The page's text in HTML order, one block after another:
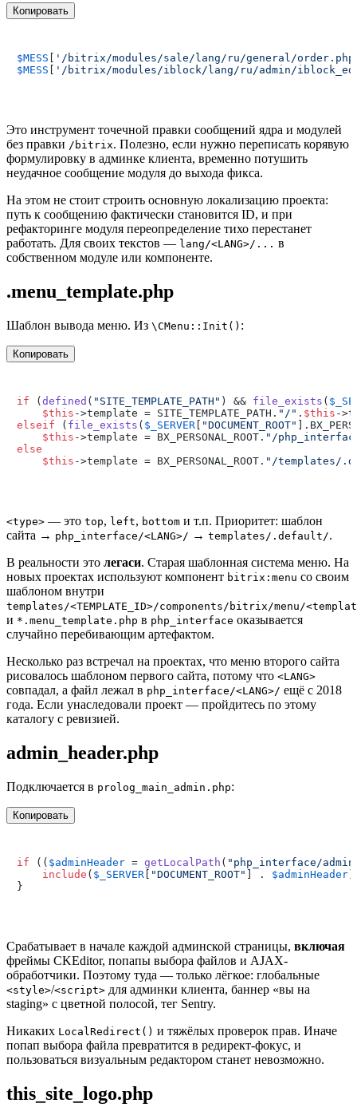
Копировать
$MESS
'/bitrix/modules/sale/lang/ru/general/
$MESS
'/bitrix/modules/iblock/lang/ru/admin/
Это инструмент точечной правки сообщений ядра и модулей
без правки /bitrix. Полезно, если нужно переписать корявую
формулировку в админке клиента, временно потушить
неудачное сообщение модуля до выхода фикса.
На этом не стоит строить основную локализацию проекта:
путь к сообщению фактически становится ID, и при
рефакторинге модуля переопределение тихо перестанет
работать. Для своих текстов — lang/<LANG>/... в
собственном модуле или компоненте.
.menu_template.php
Шаблон вывода меню. Из \CMenu::Init() :
Копировать
if ( defined ( "SITE_TEMPLATE_PATH" ) && file_exists (
$this ->template = SITE_TEMPLATE_PATH. "/" . $this -
elseif ( file_exists ( $_SERVER "DOCUMENT_ROOT"
$this ->template = BX_PERSONAL_ROOT. "/
else
$this ->template = BX_PERSONAL_ROOT. "/templates/
<type> — это top, left, bottom и т.п. Приоритет: шаблон
сайта → php_interface/<LANG>/ → templates/.default/.
В реальности это легаси. Старая шаблонная система меню. На
новых проектах используют компонент bitrix:menu со своим
шаблоном внутри
templates/<TEMPLATE_ID>/components/bitrix/menu/
и *.menu_template.php в php_interface оказывается
случайно перебивающим артефактом.
Несколько раз встречал на проектах, что меню второго сайта
рисовалось шаблоном первого сайта, потому что <LANG>
совпадал, а файл лежал в php_interface/<LANG>/ ещё с 2018
года. Если унаследовали проект — пройдитесь по этому
каталогу с ревизией.
admin_header.php
Подключается в prolog_main_admin.php:
Копировать
if (( $adminHeader = getLocalPath ( "php_interface/
include ( $_SERVER "DOCUMENT_ROOT" ] . $adminHeader
Срабатывает в начале каждой админской страницы, включая
фреймы CKEditor, попапы выбора файлов и AJAX-
обработчики. Поэтому туда — только лёгкое: глобальные
<style>/<script> для админки клиента, баннер «вы на
staging» с цветной полосой, тег Sentry.
Никаких LocalRedirect() и тяжёлых проверок прав. Иначе
попап выбора файла превратится в редирект-фокус, и
пользоваться визуальным редактором станет невозможно.
this_site_logo.php